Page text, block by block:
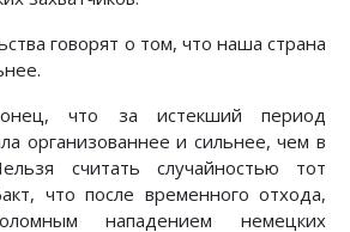
говорят о том, что наша страна
что за истекший период
организованнее и сильнее, чем в
считать случайностью тот
что после временного отхода,
нападением немецких